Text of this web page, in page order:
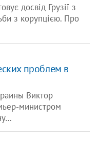
досвід Грузії з
з корупцією. Про
проблем в
Виктор
министром